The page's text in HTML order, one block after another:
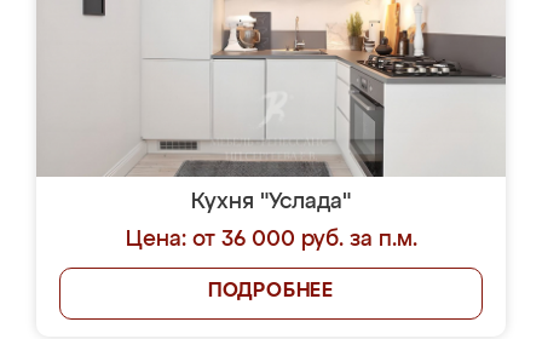
Кухня "Услада"
Цена: от 36 000 руб. за п.м.
ПОДРОБНЕЕ